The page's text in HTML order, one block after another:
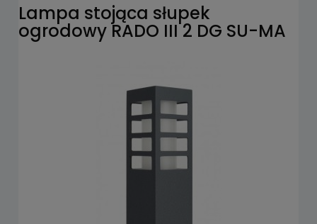
Lampa stojąca słupek
ogrodowy RADO III 2 DG SU-MA